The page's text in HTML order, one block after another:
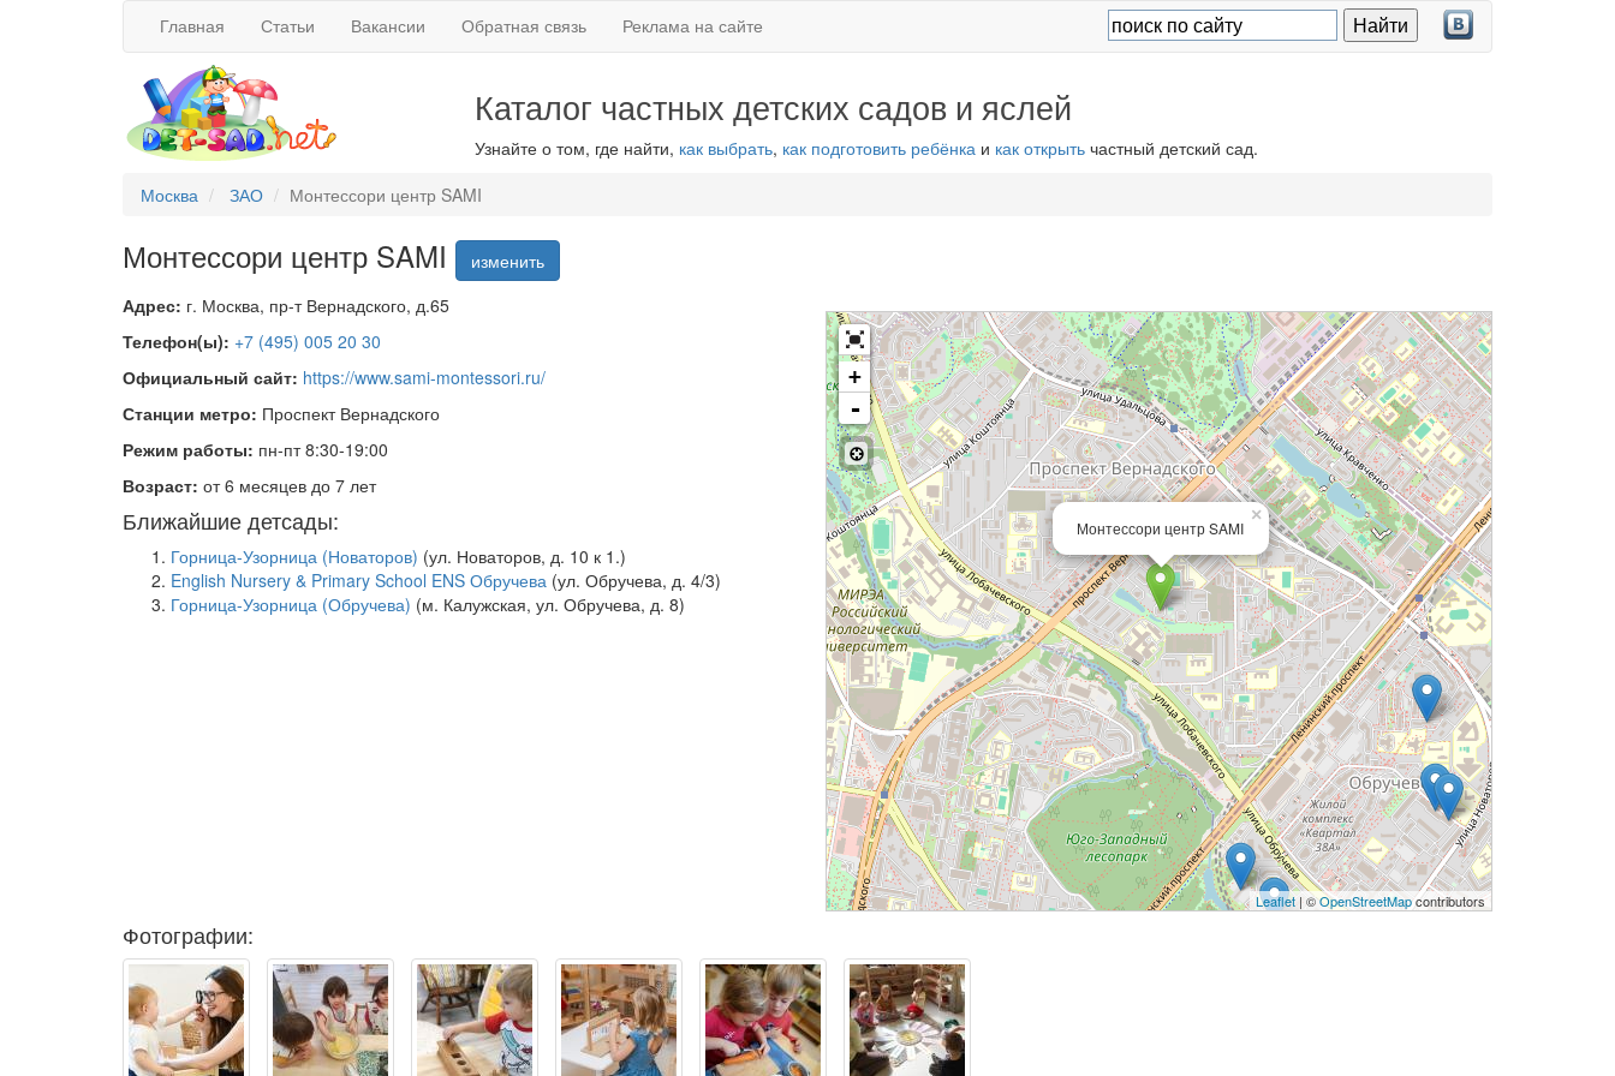
Главная Статьи Вакансии Обратная связь Реклама на сайте
Каталог частных детских садов и яслей
Узнайте о том, где найти, как выбрать, как подготовить ребёнкаи как открытьчастный детский сад.
Москва
ЗАО Монтессори центр SAMI
Монтессори центр SAMI
изменить
Адрес: г. Москва, пр-т Вернадского, д.65
Телефон(ы): +7 (495) 005 20 30
Официальный сайт: https://www.sami-montessori.ru/
Станции метро: Проспект Вернадского
Режим работы: пн-пт 8:30-19:00
Возраст: от 6 месяцев до 7 лет
Ближайшие детсады:
Горница-Узорница (Новаторов) (ул. Новаторов, д. 10 к 1.)
English Nursery & Primary School ENS Обручева (ул. Обручева, д. 4/3)
Горница-Узорница (Обручева) (м. Калужская, ул. Обручева, д. 8)
×
Монтессори центр SAMI
+
-
Leaflet| ©OpenStreetMapcontributors
Фотографии: